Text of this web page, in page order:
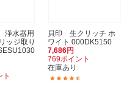
水器用
ッジ取り
ト
貝印 生クリッチ ホ
ワイト 000DK5150
7,686円
769ポイント
在庫あり